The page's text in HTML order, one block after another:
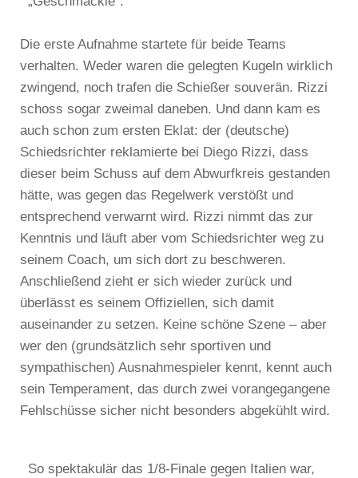
Die erste Aufnahme startete für beide Teams
verhalten. Weder waren die gelegten Kugeln wirklich
zwingend, noch trafen die Schießer souverän. Rizzi
schoss sogar zweimal daneben. Und dann kam es
auch schon zum ersten Eklat: der (deutsche)
Schiedsrichter reklamierte bei Diego Rizzi, dass
dieser beim Schuss auf dem Abwurfkreis gestanden
hätte, was gegen das Regelwerk verstößt und
entsprechend verwarnt wird. Rizzi nimmt das zur
Kenntnis und läuft aber vom Schiedsrichter weg zu
seinem Coach, um sich dort zu beschweren.
Anschließend zieht er sich wieder zurück und
überlässt es seinem Offiziellen, sich damit
auseinander zu setzen. Keine schöne Szene – aber
wer den (grundsätzlich sehr sportiven und
sympathischen) Ausnahmespieler kennt, kennt auch
sein Temperament, das durch zwei vorangegangene
Fehlschüsse sicher nicht besonders abgekühlt wird.
So spektakulär das 1/8-Finale gegen Italien war,